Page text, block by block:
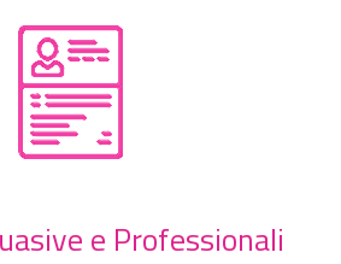
e Professionali